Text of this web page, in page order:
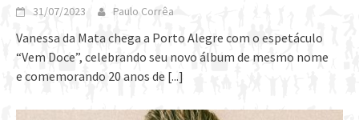
31/07/2023 Paulo Corrêa
Vanessa da Mata chega a Porto Alegre com o espetáculo
“Vem Doce”, celebrando seu novo álbum de mesmo nome
e comemorando 20 anos de [...]